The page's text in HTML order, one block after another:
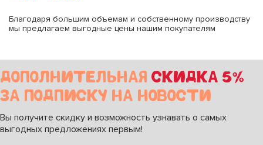
Благодаря большим объемам и собственному производству
мы предлагаем выгодные цены нашим покупателям
ДОПОЛНИТЕЛЬНАЯ СКИДКА 5%
ЗА ПОДПИСКУ НА НОВОСТИ
Вы получите скидку и возможность узнавать о самых
выгодных предложениях первым!